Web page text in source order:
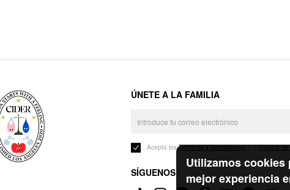
Utilizamos cookies
mejor experiencia
ÚNETE A LA FAMILIA
Acepto losTérminos y Condicionesy laPolítica
SÍGUENOS